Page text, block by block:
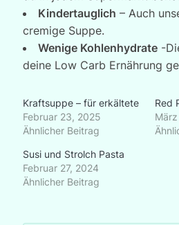
Kindertauglich – Auch
cremige Suppe.
Wenige Kohlenhydrate-
deine Low Carb Ernährung
Kraftsuppe – für erkältete
Februar 23, 2025
Ähnlicher Beitrag
Red
Susi und Strolch Pasta
Februar 27, 2024
Ähnlicher Beitrag